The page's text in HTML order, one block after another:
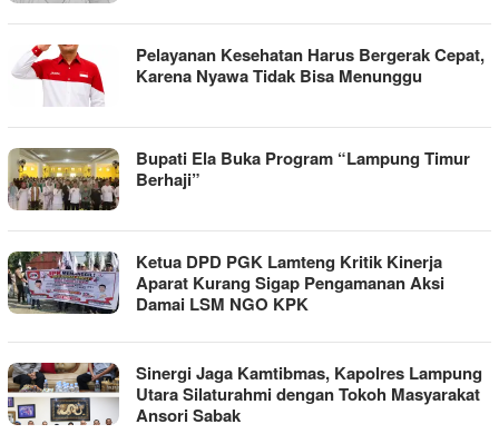
Pelayanan Kesehatan Harus Bergerak Cepat,
Karena Nyawa Tidak Bisa Menunggu
Bupati Ela Buka Program “Lampung Timur
Berhaji”
Ketua DPD PGK Lamteng Kritik Kinerja
Aparat Kurang Sigap Pengamanan Aksi
Damai LSM NGO KPK
Sinergi Jaga Kamtibmas, Kapolres Lampung
Utara Silaturahmi dengan Tokoh Masyarakat
Ansori Sabak